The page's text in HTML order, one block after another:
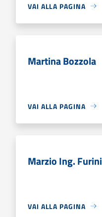
VAI ALLA PAGINA
Martina Bozzola
VAI ALLA PAGINA
Marzio Ing. Furini
VAI ALLA PAGINA